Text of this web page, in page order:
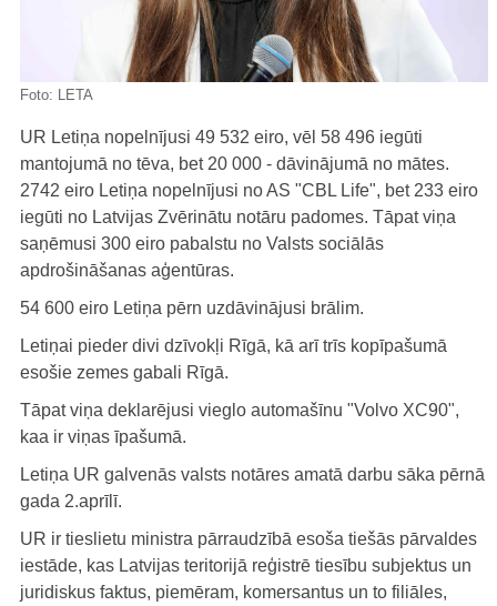
Foto: LETA
UR Letiņa nopelnījusi 49 532 eiro, vēl 58 496 iegūti
mantojumā no tēva, bet 20 000 - dāvinājumā no mātes.
2742 eiro Letiņa nopelnījusi no AS "CBL Life", bet 233 eiro
iegūti no Latvijas Zvērinātu notāru padomes. Tāpat viņa
saņēmusi 300 eiro pabalstu no Valsts sociālās
apdrošināšanas aģentūras.
54 600 eiro Letiņa pērn uzdāvinājusi brālim.
Letiņai pieder divi dzīvokļi Rīgā, kā arī trīs kopīpašumā
esošie zemes gabali Rīgā.
Tāpat viņa deklarējusi vieglo automašīnu "Volvo XC90",
kaa ir viņas īpašumā.
Letiņa UR galvenās valsts notāres amatā darbu sāka pērnā
gada 2.aprīlī.
UR ir tieslietu ministra pārraudzībā esoša tiešās pārvaldes
iestāde, kas Latvijas teritorijā reģistrē tiesību subjektus un
juridiskus faktus, piemēram, komersantus un to filiāles,